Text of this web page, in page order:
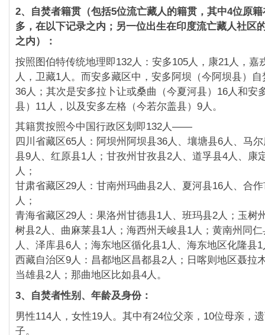
2、自焚者籍贯（包括5位流亡藏人的籍贯， 其中4位原
多，在以下记录之内； 另一位出生在印度流亡藏人社区
之内）：
按照图伯特传统地理即132人：安多105人，康21人， 嘉
人，卫藏1人。而安多藏区中，安多阿坝（今阿坝县）
36人；其次是安多拉卜让或桑曲（今夏河县）16人和安
县）11人，以及安多左格（今若尔盖县）9人。
其籍贯按照今中国行政区划即132人——
四川省藏区65人：阿坝州阿坝县36人、壤塘县6人、 马
县9人、红原县1人；甘孜州甘孜县2人、 道孚县4人、康
人；
甘肃省藏区29人：甘南州玛曲县2人、夏河县16人、 合
人；
青海省藏区29人：果洛州甘德县1人、班玛县2人； 玉树
树县2人、曲麻莱县1人； 海西州天峻县1人；黄南州同
人、 泽库县6人；海东地区循化县1人、海东地区化隆县1
西藏自治区9人：昌都地区昌都县2人；日喀则地区聂拉
当雄县2人；那曲地区比如县4人。
3、自焚者性别、年龄及身份：
男性114人，女性19人。其中有24位父亲，10位母亲，
子。